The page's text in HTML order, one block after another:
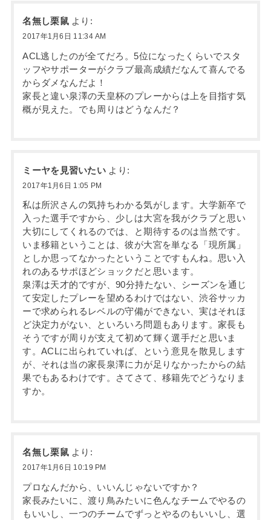
名無し栗鼠 より:
2017年1月6日 11:34 AM
ACL逃したのが全てだろ。5位になったくらいでスタ
ッフやサポーターがクラブ最高成績だなんて喜んでる
からダメなんだよ！
家長と違い泉澤の天皇杯のプレーからは上を目指す気
概が見えた。でも周りはどうなんだ？
ミーヤを見習いたい より:
2017年1月6日 1:05 PM
私は所沢さんの気持ちわかる気がします。大学新卒で
入った選手ですから、少しは大宮を我がクラブと思い
大切にしてくれるのでは、と期待するのは当然です。
いま移籍ということは、彼が大宮を単なる「現所属」
としか思ってなかったということですもんね。思い入
れのあるサポほどショックだと思います。
泉澤は天才的ですが、90分持たない、シーズンを通じ
て安定したプレーを望めるわけではない、渋谷サッカ
ーで求められるレベルの守備ができない、実はそれほ
ど決定力がない、といろいろ問題もあります。家長も
そうですが周りが支えて初めて輝く選手だと思いま
す。ACLに出られていれば、という意見を散見します
が、それは当の家長泉澤に力が足りなかったからの結
果でもあるわけです。さてさて、移籍先でどうなりま
すか。
名無し栗鼠 より:
2017年1月6日 10:19 PM
プロなんだから、いいんじゃないですか？
家長みたいに、渡り鳥みたいに色んなチームでやるの
もいいし、一つのチームでずっとやるのもいいし、選